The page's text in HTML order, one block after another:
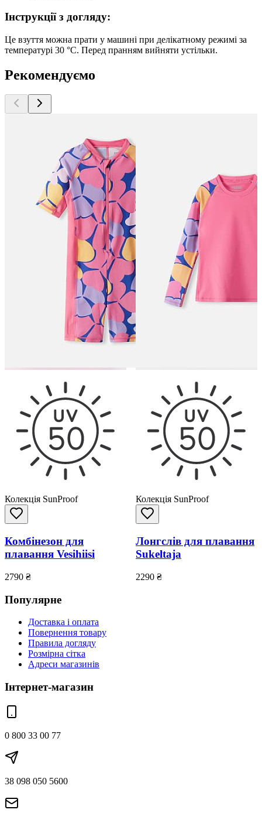
Інструкції з догляду:
Це взуття можна прати у машині при делікатному режимі за
температурі 30 °C. Перед пранням вийняти устільки.
Рекомендуємо
Колекція SunProof
Комбінезон для
плавання Vesihiisi
2790 ₴
Колекція SunProof
Лонгслів для плавання
Sukeltaja
2290 ₴
Популярне
Доставка і оплата
Повернення товару
Правила догляду
Розмірна сітка
Адреси магазинів
Інтернет-магазин
0 800 33 00 77
38 098 050 5600